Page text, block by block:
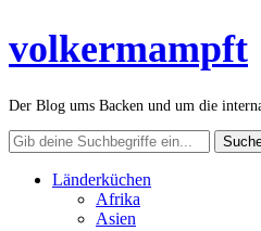
volkermampft
Der Blog ums Backen und um die
Länderküchen
Afrika
Asien